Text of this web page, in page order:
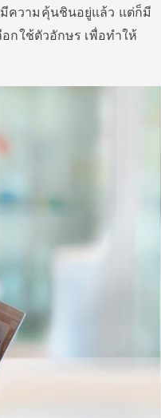
มีความคุ้นชินอยู่แล้ว แต่ก็มี
อกใช้ตัวอักษร เพื่อทำให้